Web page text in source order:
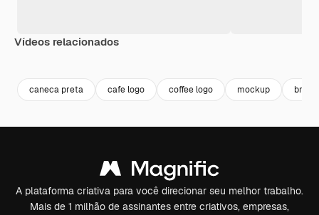
Vídeos relacionados
caneca preta cafe logo coffee logo mockup brand
A plataforma criativa para você direcionar seu melhor trabalho.
Mais de 1 milhão de assinantes entre criativos, empresas,